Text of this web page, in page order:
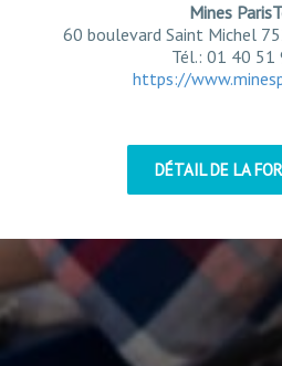
Mines
60 boulevard Saint Michel
Tél.: 01 40 51
https://
DÉTAIL DE LA